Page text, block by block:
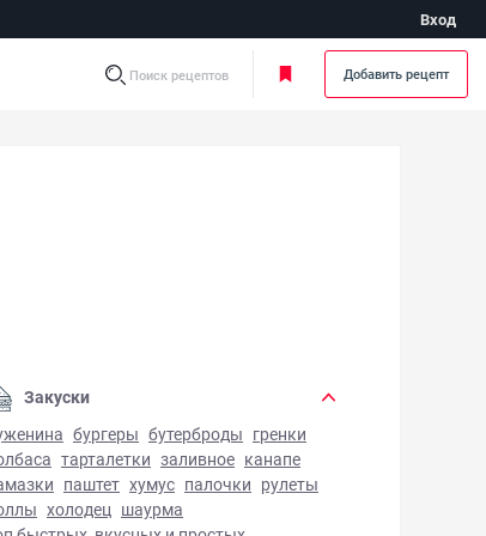
Вход
Поиск рецептов Добавить рецепт
мясом по-купечески - фото готового блюда
Закуски
бургеры бутерброды гренки
тарталетки заливное канапе
паштет хумус палочки рулеты
холодец шаурма